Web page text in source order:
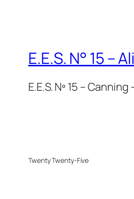
E.E.S. N° 15 –
E.E.S. Nº 15 –
Twenty Twenty-Five